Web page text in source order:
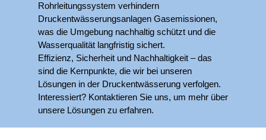
Rohrleitungssystem verhindern
Druckentwässerungsanlagen Gasemissionen,
was die Umgebung nachhaltig schützt und die
Wasserqualität langfristig sichert.
Effizienz, Sicherheit und Nachhaltigkeit – das
sind die Kernpunkte, die wir bei unseren
Lösungen in der Druckentwässerung verfolgen.
Interessiert? Kontaktieren Sie uns, um mehr über
unsere Lösungen zu erfahren.